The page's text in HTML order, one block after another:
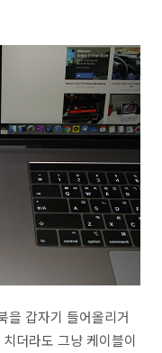
을 갑자기 들어올리거
더라도 그냥 케이블이